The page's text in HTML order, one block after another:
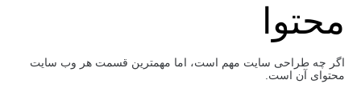
محتوا
اگر چه طراحی سایت مهم است، اما مهمترین قسمت هر وب سایت
محتوای آن است.